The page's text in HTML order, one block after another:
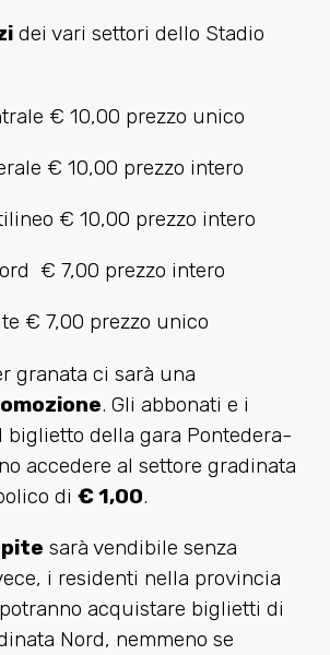
dei vari settori dello Stadio
€ 10,00 prezzo unico
€ 10,00 prezzo intero
€ 10,00 prezzo intero
€ 7,00 prezzo intero
€ 7,00 prezzo unico
granata ci sarà una
. Gli abbonati e i
biglietto della gara Pontedera-
accedere al settore gradinata
di € 1,00.
sarà vendibile senza
i residenti nella provincia
acquistare biglietti di
Nord, nemmeno se